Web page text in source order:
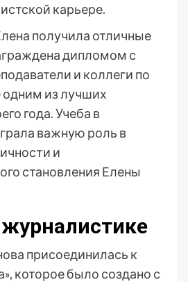
карьере.
получила отличные
дипломом с
и коллеги по
одним из лучших
года. Учеба в
важную роль в
и
становления Елены
присоединилась к
которое было создано с